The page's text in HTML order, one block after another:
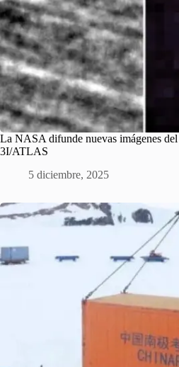
La NASA difunde nuevas imágenes del
3I/ATLAS
5 diciembre, 2025